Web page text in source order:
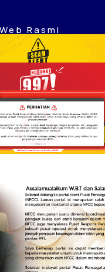
Rasmi
Jenayah
Nasional